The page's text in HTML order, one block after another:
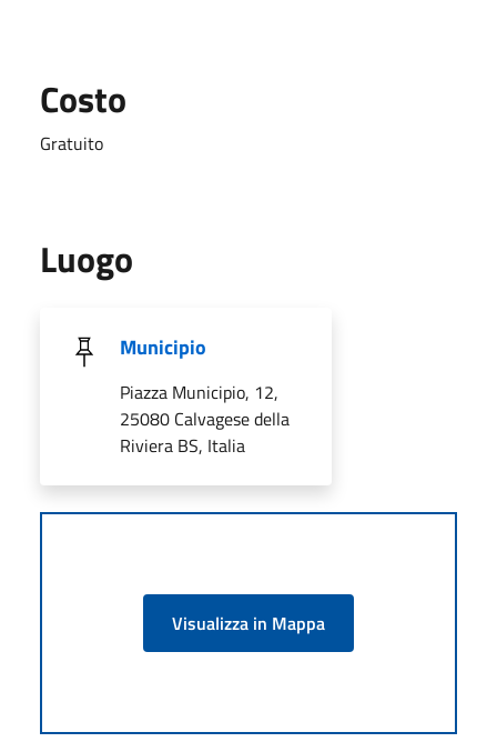
Costo
Gratuito
Luogo
Municipio
Piazza Municipio, 12,
25080 Calvagese della
Riviera BS, Italia
Visualizza in Mappa